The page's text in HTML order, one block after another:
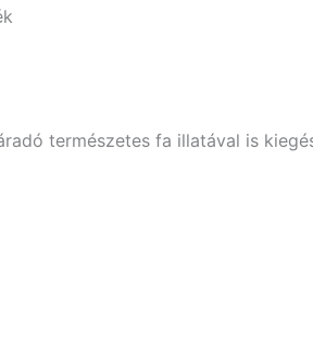
természetes fa illatával is